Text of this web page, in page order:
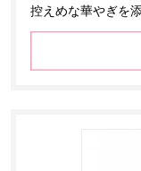
控えめな華やぎを